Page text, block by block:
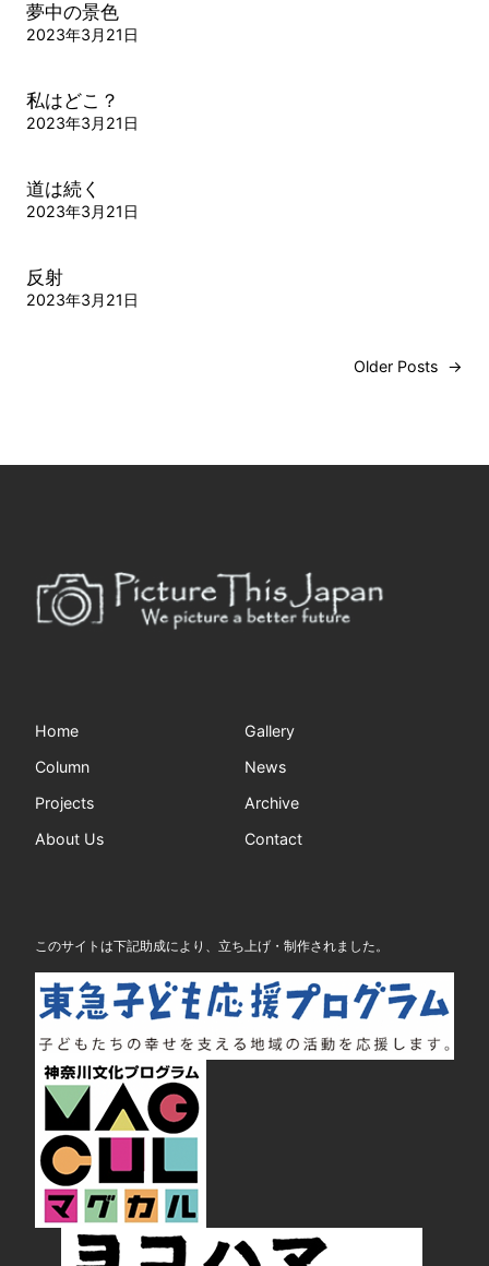
夢中の景色
2023年3月21日
私はどこ？
2023年3月21日
道は続く
2023年3月21日
反射
2023年3月21日
Older Posts →
Home
Gallery
Column
News
Projects
Archive
About Us
Contact
このサイトは下記助成により、立ち上げ・制作されました。